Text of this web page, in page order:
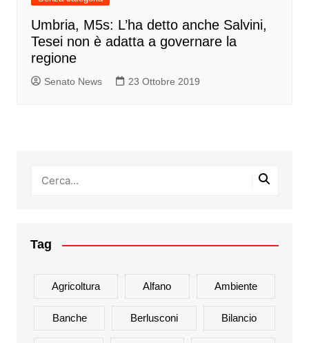
Umbria, M5s: L’ha detto anche Salvini,
Tesei non è adatta a governare la
regione
Senato News 23 Ottobre 2019
Tag
Agricoltura Alfano Ambiente
Banche Berlusconi Bilancio